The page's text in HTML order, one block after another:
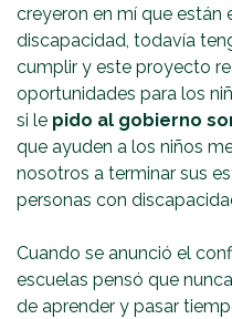
creyeron en mí que están
discapacidad, todavía
cumplir y este proyecto
oportunidades para los
si le pido al gobierno
que ayuden a los niños
nosotros a terminar sus
personas con
Cuando se anunció el
escuelas pensó que
de aprender y pasar